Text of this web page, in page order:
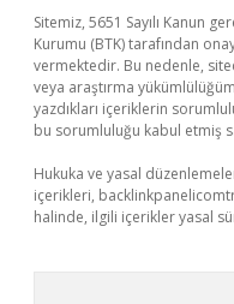
Sitemiz, 5651 Sayılı Kanun
Kurumu (BTK) tarafından
vermektedir. Bu nedenle,
veya araştırma
yazdıkları içeriklerin
bu sorumluluğu kabul etmiş
Hukuka ve yasal
içerikleri,
halinde, ilgili içerikler yasal